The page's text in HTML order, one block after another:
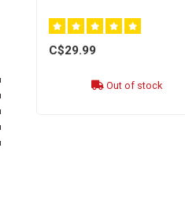
C$29.99
Out of stock